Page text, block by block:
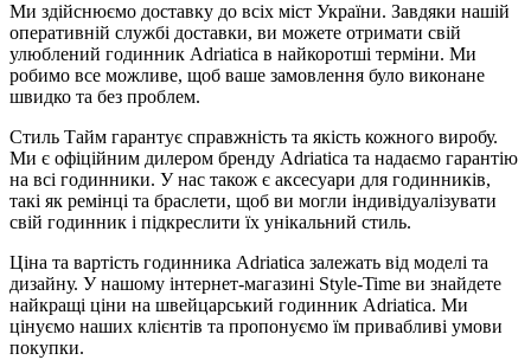
Ми здійснюємо доставку до всіх міст України. Завдяки нашій
оперативній службі доставки, ви можете отримати свій
улюблений годинник Adriatica в найкоротші терміни. Ми
робимо все можливе, щоб ваше замовлення було виконане
швидко та без проблем.
Стиль Тайм гарантує справжність та якість кожного виробу.
Ми є офіційним дилером бренду Adriatica та надаємо гарантію
на всі годинники. У нас також є аксесуари для годинників,
такі як ремінці та браслети, щоб ви могли індивідуалізувати
свій годинник і підкреслити їх унікальний стиль.
Ціна та вартість годинника Adriatica залежать від моделі та
дизайну. У нашому інтернет-магазині Style-Time ви знайдете
найкращі ціни на швейцарський годинник Adriatica. Ми
цінуємо наших клієнтів та пропонуємо їм привабливі умови
покупки.